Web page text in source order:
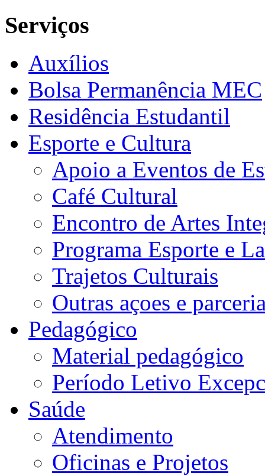
Serviços
Auxílios
Bolsa Permanência MEC
Residência Estudantil
Esporte e Cultura
Apoio a Eventos de
Café Cultural
Encontro de Artes
Programa Esporte e
Trajetos Culturais
Outras açoes e
Pedagógico
Material pedagógico
Período Letivo
Saúde
Atendimento
Oficinas e Projetos